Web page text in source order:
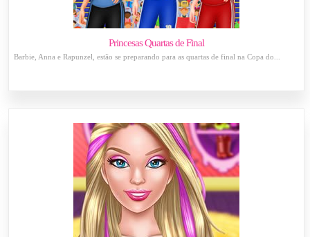
Princesas Quartas de Final
Barbie, Anna e Rapunzel, estão se preparando para as quartas de final na Copa do...